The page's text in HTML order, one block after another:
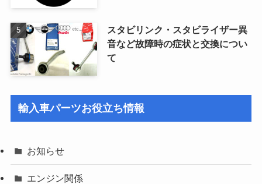
スタビリンク・スタビライザー異
音など故障時の症状と交換につい
て
輸入車パーツお役立ち情報
お知らせ
エンジン関係